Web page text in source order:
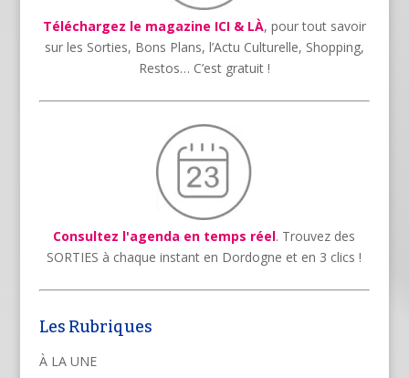
Téléchargez le magazine ICI & LÀ, pour tout savoir
sur les Sorties, Bons Plans, l’Actu Culturelle, Shopping,
Restos… C’est gratuit !
Consultez l'agenda en temps réel. Trouvez des
SORTIES à chaque instant en Dordogne et en 3 clics !
Les Rubriques
À LA UNE